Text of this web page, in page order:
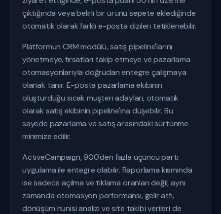
çıktığında veya belirli bir ürünü sepete eklediğinde
otomatik olarak farklı e-posta dizileri tetiklenebilir.
Platformun CRM modülü, satış pipeline'larını
yönetmeye, fırsatları takip etmeye ve pazarlama
otomasyonlarıyla doğrudan entegre çalışmaya
olanak tanır. E-posta pazarlama ekibinin
oluşturduğu sıcak müşteri adayları, otomatik
olarak satış ekibinin pipeline'ına düşebilir. Bu
sayede pazarlama ve satış arasındaki sürtünme
minimize edilir.
ActiveCampaign, 900'den fazla üçüncü parti
uygulama ile entegre olabilir. Raporlama kısmında
ise sadece açılma ve tıklama oranları değil, aynı
zamanda otomasyon performansı, gelir atfı,
dönüşüm hunisi analizi ve site takibi verileri de